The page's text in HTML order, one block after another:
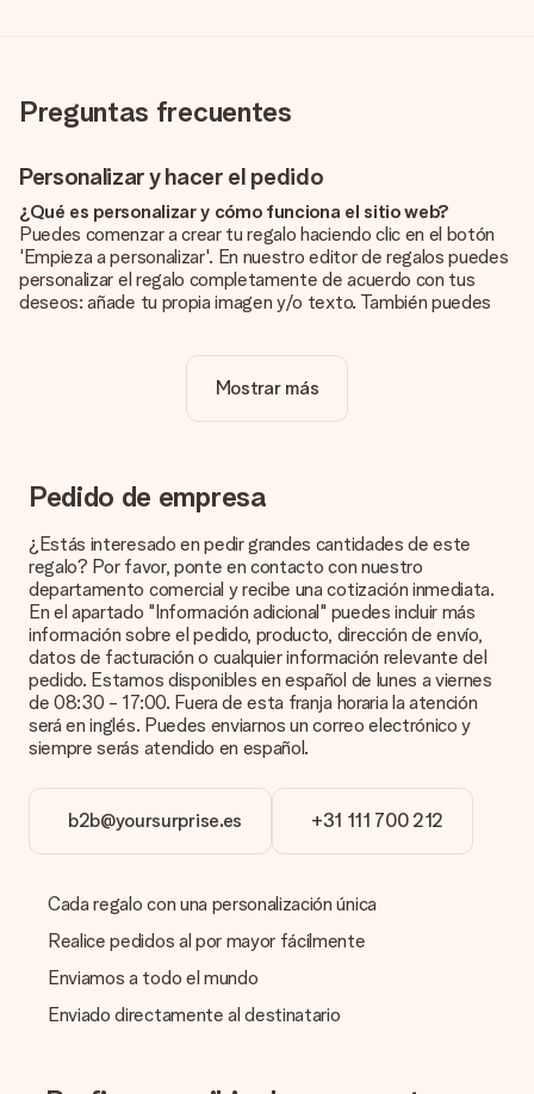
Preguntas frecuentes
Personalizar y hacer el pedido
¿Qué es personalizar y cómo funciona el sitio web?
Puedes comenzar a crear tu regalo haciendo clic en el botón
'Empieza a personalizar'. En nuestro editor de regalos puedes
personalizar el regalo completamente de acuerdo con tus
deseos: añade tu propia imagen y/o texto. También puedes
¿La personalización está incluida en el precio?
El precio que se muestra en el sitio web incluye la
¿Cómo puedo saber si mi imagen tiene la calidad
adecuada?
satisfecho con tu regalo. Por eso es importante utilizar fotos
de alta calidad. Si no estás seguro de la calidad de la imagen,
ponte en contacto con nuestro equipo de atención al cliente e
incluye la foto junto con el regalo que te interesa encargar.
Ellos podrán comprobar la calidad por ti.
¿Qué formatos puedo cargar?
Puedes carga archivos JPG y PNG en nuestro editor. ¿Es
esto demasiado técnico o tienes una imagen de un formato
diferente que te gustaría usar? Ponte en contacto con
encantados de ayudarte para que puedas crear el regalo que
deseas!
disponible?
¿Estás buscando un regalo específico o un regalo en un color
específico, pero no aparece en el sitio web? Ponte en
contacto con nuestro equipo de servicio al cliente; ¡Nos
encantará ayudarte!
¿Cómo agrego una tarjeta de regalo a mi obsequio? /
Mostrar más
Pedido de empresa
¿Estás interesado en pedir grandes cantidades de este
regalo? Por favor, ponte en contacto con nuestro
departamento comercial y recibe una cotización inmediata.
En el apartado "Información adicional" puedes incluir más
información sobre el pedido, producto, dirección de envío,
datos de facturación o cualquier información relevante del
pedido. Estamos disponibles en español de lunes a viernes
de 08:30 - 17:00. Fuera de esta franja horaria la atención
será en inglés. Puedes enviarnos un correo electrónico y
siempre serás atendido en español.
b2b@yoursurprise.es +31 111 700 212
Cada regalo con una personalización única
Realice pedidos al por mayor fácilmente
Enviamos a todo el mundo
Enviado directamente al destinatario